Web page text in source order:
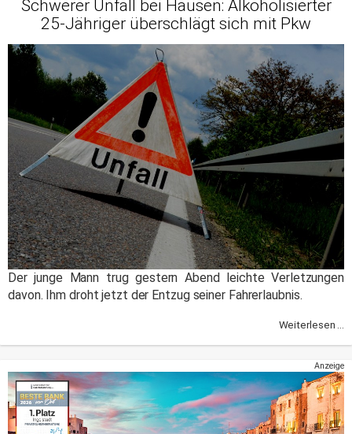
Schwerer Unfall bei Hausen: Alkoholisierter
25-Jähriger überschlägt sich mit Pkw
Der junge Mann trug gestern Abend leichte Verletzungen
davon. Ihm droht jetzt der Entzug seiner Fahrerlaubnis.
Weiterlesen ...
Anzeige